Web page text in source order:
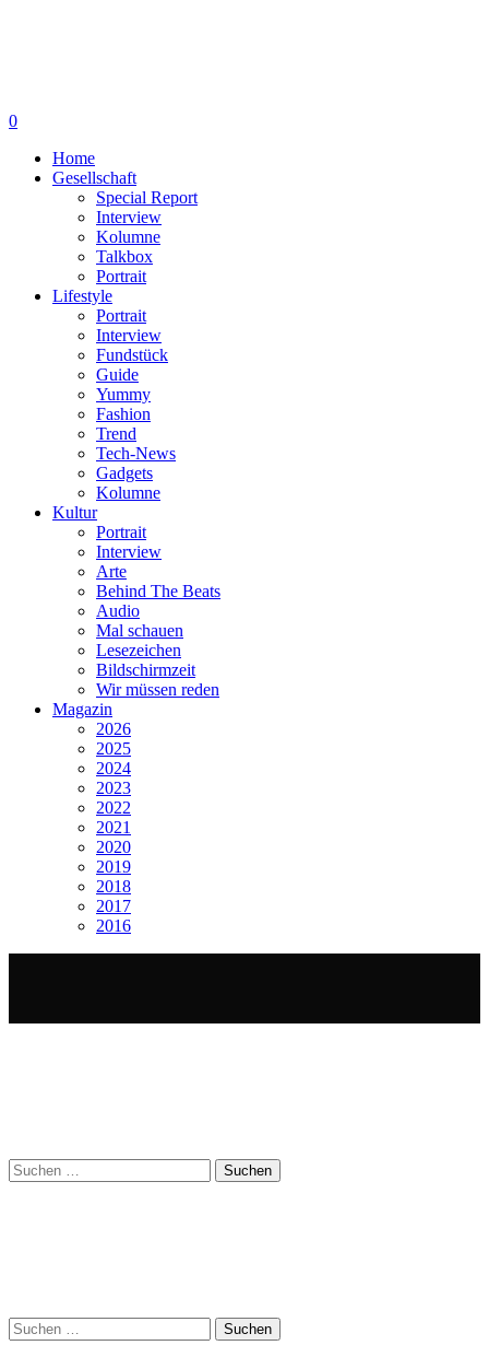
0
Home
Gesellschaft
Special Report
Interview
Kolumne
Talkbox
Portrait
Lifestyle
Portrait
Interview
Fundstück
Guide
Yummy
Fashion
Trend
Tech-News
Gadgets
Kolumne
Kultur
Portrait
Interview
Arte
Behind The Beats
Audio
Mal schauen
Lesezeichen
Bildschirmzeit
Wir müssen reden
Magazin
2026
2025
2024
2023
2022
2021
2020
2019
2018
2017
2016
Suchen
nach:
Suchen
nach: